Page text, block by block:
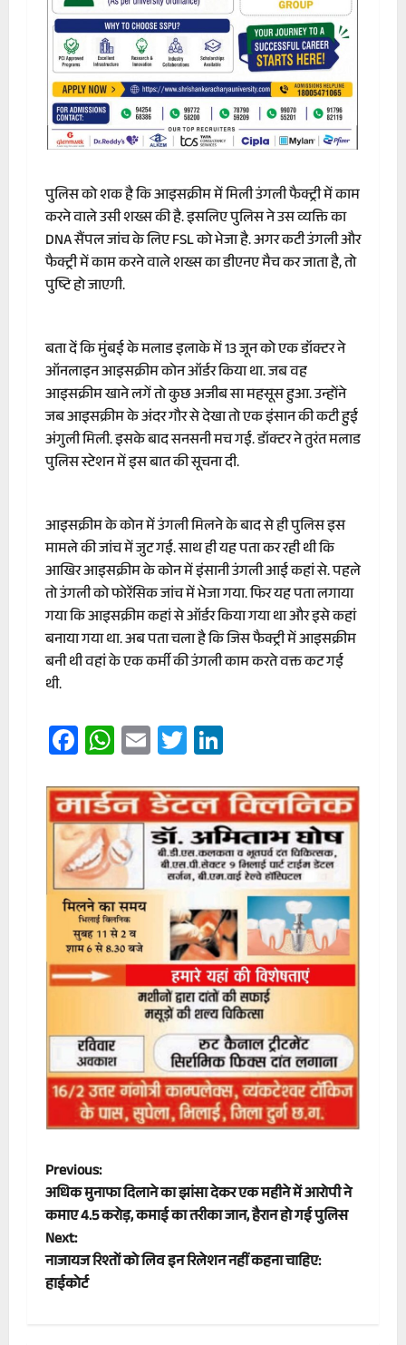
पुलिस को शक है कि आइसक्रीम में मिली उंगली फैक्ट्री में काम
करने वाले उसी शख्स की है. इसलिए पुलिस ने उस व्यक्ति का
DNA सैंपल जांच के लिए FSL को भेजा है. अगर कटी उंगली और
फैक्ट्री में काम करने वाले शख्स का डीएनए मैच कर जाता है, तो
पुष्टि हो जाएगी.
बता दें कि मुंबई के मलाड इलाके में 13 जून को एक डॉक्टर ने
ऑनलाइन आइसक्रीम कोन ऑर्डर किया था. जब वह
आइसक्रीम खाने लगें तो कुछ अजीब सा महसूस हुआ. उन्होंने
जब आइसक्रीम के अंदर गौर से देखा तो एक इंसान की कटी हुई
अंगुली मिली. इसके बाद सनसनी मच गई. डॉक्टर ने तुरंत मलाड
पुलिस स्टेशन में इस बात की सूचना दी.
आइसक्रीम के कोन में उंगली मिलने के बाद से ही पुलिस इस
मामले की जांच में जुट गई. साथ ही यह पता कर रही थी कि
आखिर आइसक्रीम के कोन में इंसानी उंगली आई कहां से. पहले
तो उंगली को फोरेंसिक जांच में भेजा गया. फिर यह पता लगाया
गया कि आइसक्रीम कहां से ऑर्डर किया गया था और इसे कहां
बनाया गया था. अब पता चला है कि जिस फैक्ट्री में आइसक्रीम
बनी थी वहां के एक कर्मी की उंगली काम करते वक्त कट गई
थी.
Facebook
WhatsApp
EmailTwitter
P
o
s
t
Previous:
अधिक मुनाफा दिलाने का झांसा देकर एक महीने में आरोपी ने
कमाए 4.5 करोड़, कमाई का तरीका जान, हैरान हो गई पुलिस
Next:
नाजायज रिश्तों को लिव इन रिलेशन नहीं कहना चाहिए:
हाईकोर्ट